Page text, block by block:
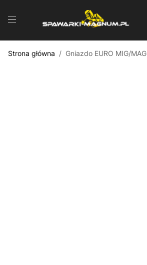
Strona główna / Gniazdo EURO MIG/MAG